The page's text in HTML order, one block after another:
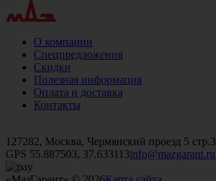
О компании
Спецпредложения
Скидки
Полезная информация
Оплата и доставка
Контакты
127282, Москва, Чермянский проезд 5 стр.3
GPS 55.887503, 37.633113info@mazgarant.ru